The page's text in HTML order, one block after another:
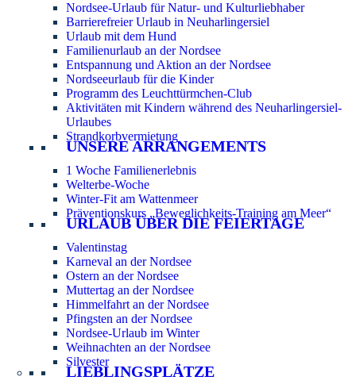
Nordsee-Urlaub für Natur- und Kulturliebhaber
Barrierefreier Urlaub in Neuharlingersiel
Urlaub mit dem Hund
Familienurlaub an der Nordsee
Entspannung und Aktion an der Nordsee
Nordseeurlaub für die Kinder
Programm des Leuchttürmchen-Club
Aktivitäten mit Kindern während des Neuharlingersiel-
Urlaubes
Strandkorbvermietung
UNSERE ARRANGEMENTS
1 Woche Familienerlebnis
Welterbe-Woche
Winter-Fit am Wattenmeer
Präventionskurs „Beweglichkeits-Training am Meer“
URLAUB ÜBER DIE FEIERTAGE
Valentinstag
Karneval an der Nordsee
Ostern an der Nordsee
Muttertag an der Nordsee
Himmelfahrt an der Nordsee
Pfingsten an der Nordsee
Nordsee-Urlaub im Winter
Weihnachten an der Nordsee
Silvester
LIEBLINGSPLÄTZE